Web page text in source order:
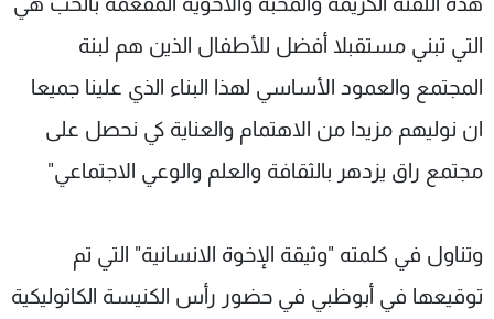
التي تبني مستقبلا أفضل للأطفال الذين هم لبنة
المجتمع والعمود الأساسي لهذا البناء الذي علينا جميعا
ان نوليهم مزيدا من الاهتمام والعناية كي نحصل على
مجتمع راق يزدهر بالثقافة والعلم والوعي الاجتماعي"
وتناول في كلمته "وثيقة الإخوة الانسانية" التي تم
توقيعها في أبوظبي في حضور رأس الكنيسة الكاثوليكية